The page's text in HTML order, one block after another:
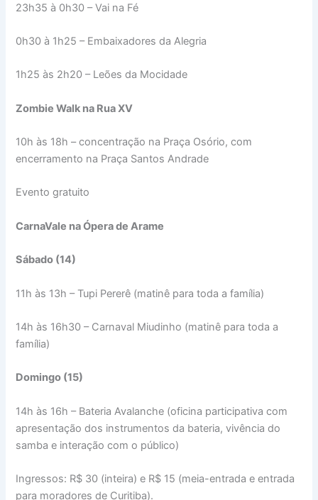
23h35 à 0h30 – Vai na Fé
0h30 à 1h25 – Embaixadores da Alegria
1h25 às 2h20 – Leões da Mocidade
Zombie Walk na Rua XV
10h às 18h – concentração na Praça Osório, com
encerramento na Praça Santos Andrade
Evento gratuito
CarnaVale na Ópera de Arame
Sábado (14)
11h às 13h – Tupi Pererê (matinê para toda a família)
14h às 16h30 – Carnaval Miudinho (matinê para toda a
família)
Domingo (15)
14h às 16h – Bateria Avalanche (oficina participativa com
apresentação dos instrumentos da bateria, vivência do
samba e interação com o público)
Ingressos: R$ 30 (inteira) e R$ 15 (meia-entrada e entrada
para moradores de Curitiba).